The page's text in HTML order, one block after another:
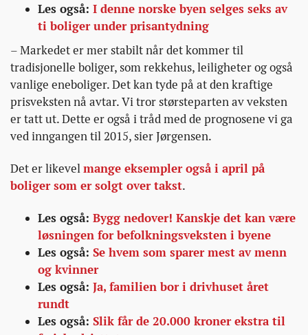
Les også: I denne norske byen selges seks av
ti boliger under prisantydning
– Markedet er mer stabilt når det kommer til
tradisjonelle boliger, som rekkehus, leiligheter og også
vanlige eneboliger. Det kan tyde på at den kraftige
prisveksten nå avtar. Vi tror størsteparten av veksten
er tatt ut. Dette er også i tråd med de prognosene vi ga
ved inngangen til 2015, sier Jørgensen.
Det er likevelmange eksempler også i april på
boliger som er solgt over takst.
Les også: Bygg nedover! Kanskje det kan være
løsningen for befolkningsveksten i byene
Les også: Se hvem som sparer mest av menn
og kvinner
Les også: Ja, familien bor i drivhuset året
rundt
Les også: Slik får de 20.000 kroner ekstra til